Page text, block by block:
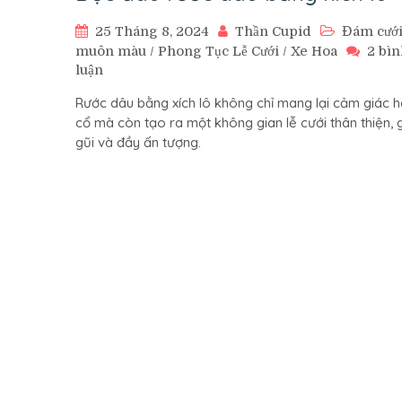
25 Tháng 8, 2024 Thần Cupid
Đám cưới
muôn màu / Phong Tục Lễ Cưới / Xe Hoa
2
luận
đáo
rước
dâu
Rước dâu bằng xích lô không chỉ mang lại cảm giác
cổ mà còn tạo ra một không gian lễ cưới thân thiện,
gũi và đầy ấn tượng.